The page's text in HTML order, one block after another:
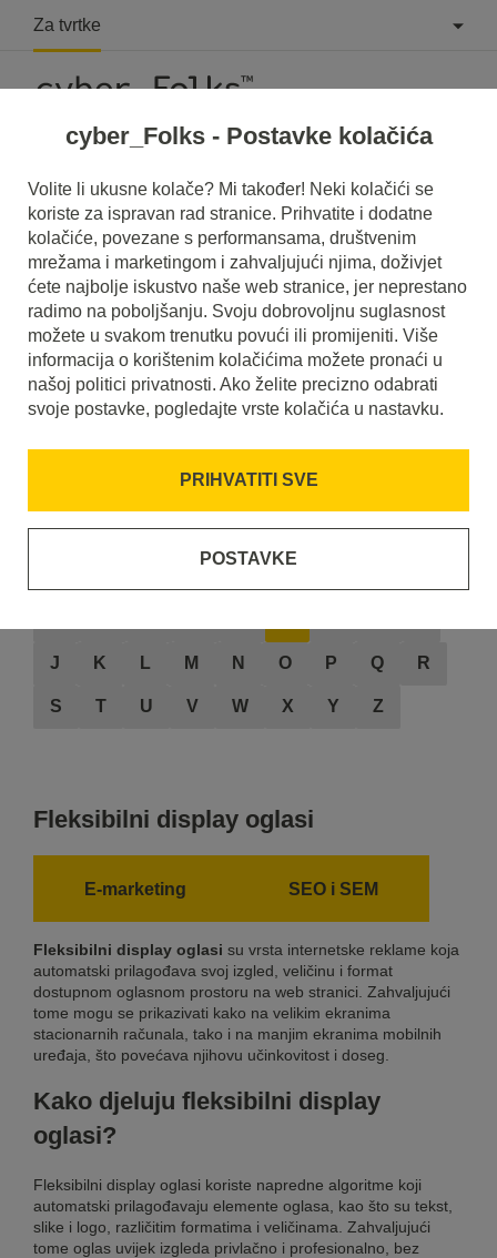
Za tvrtke
Pročitajte što je toFleksibilni display oglasiu našem
rječniku.
Pomoći će vam da bolje razumijete o čemu se točno radi
Fleksibilni display oglasii koje je značenje u svakodnevnoj
upotrebi.
J K L M N O P Q R
S T U V W X Y Z
Fleksibilni display oglasi
E-marketing SEO i SEM
Fleksibilni display oglasi su vrsta internetske reklame koja
automatski prilagođava svoj izgled, veličinu i format
dostupnom oglasnom prostoru na web stranici. Zahvaljujući
tome mogu se prikazivati kako na velikim ekranima
stacionarnih računala, tako i na manjim ekranima mobilnih
uređaja, što povećava njihovu učinkovitost i doseg.
Kako djeluju fleksibilni display
oglasi?
Fleksibilni display oglasi koriste napredne algoritme koji
automatski prilagođavaju elemente oglasa, kao što su tekst,
slike i logo, različitim formatima i veličinama. Zahvaljujući
tome oglas uvijek izgleda privlačno i profesionalno, bez
cyber_Folks - Postavke kolačića
Volite li ukusne kolače? Mi također! Neki kolačići se
koriste za ispravan rad stranice. Prihvatite i dodatne
kolačiće, povezane s performansama, društvenim
mrežama i marketingom i zahvaljujući njima, doživjet
ćete najbolje iskustvo naše web stranice, jer neprestano
radimo na poboljšanju. Svoju dobrovoljnu suglasnost
možete u svakom trenutku povući ili promijeniti. Više
informacija o korištenim kolačićima možete pronaći u
našoj politici privatnosti. Ako želite precizno odabrati
svoje postavke, pogledajte vrste kolačića u nastavku.
PRIHVATITI SVE
POSTAVKE